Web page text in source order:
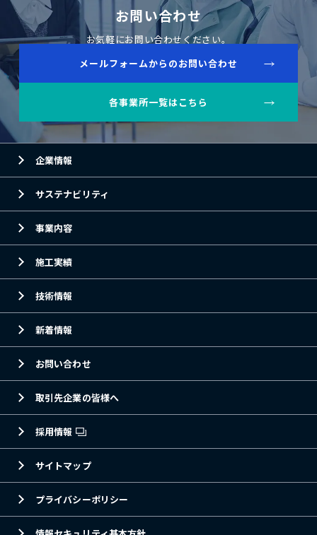
お問い合わせ
お気軽にお問い合わせください。
メールフォームからのお問い合わせ
各事業所一覧はこちら
企業情報
サステナビリティ
事業内容
施工実績
技術情報
新着情報
お問い合わせ
取引先企業の皆様へ
採用情報
サイトマップ
プライバシーポリシー